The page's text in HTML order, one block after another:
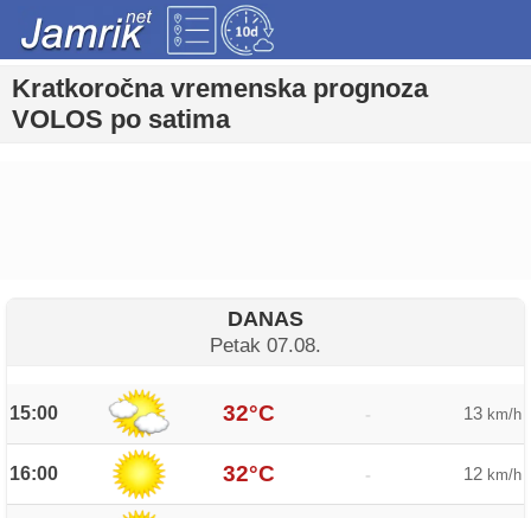
Kratkoročna vremenska prognoza
VOLOS po satima
DANAS
Petak 07.08.
15:00 32°C - 13 km/h
16:00 32°C - 12 km/h